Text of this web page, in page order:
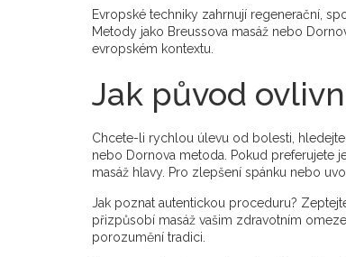
Evropské techniky zahrnují regenerační,
Metody jako Breussova masáž nebo
evropském kontextu.
Jak původ
Chcete-li rychlou úlevu od bolesti,
nebo Dornova metoda. Pokud preferujete
masáž hlavy. Pro zlepšení spánku nebo
Jak poznat autentickou proceduru?
přizpůsobí masáž vašim zdravotním
porozumění tradici.